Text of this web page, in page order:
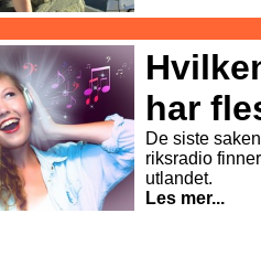
har
De siste
riksradio
utlandet.
Les mer...